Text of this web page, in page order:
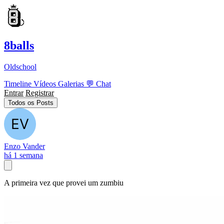
8balls
Oldschool
Timeline Vídeos Galerias 💬 Chat
Entrar Registrar
Todos os Posts
Enzo Vander
há 1 semana
A primeira vez que provei um zumbiu